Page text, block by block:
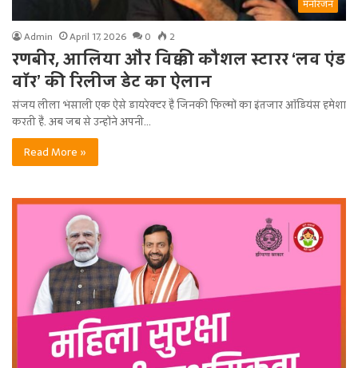
मनोरंजन
Admin April 17, 2026 0 2
रणबीर, आलिया और विक्की कौशल स्टारर ‘लव एंड
वॉर’ की रिलीज डेट का ऐलान
संजय लीला भंसाली एक ऐसे डायरेक्टर हैं जिनकी फिल्मों का इंतजार ऑडियंस हमेशा
करती हैं. अब जब से उन्होंने अपनी…
Read More »